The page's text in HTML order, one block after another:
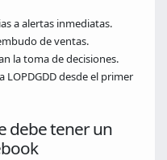
a alertas inmediatas.
de ventas.
la toma de decisiones.
LOPDGDD desde el primer
debe tener un